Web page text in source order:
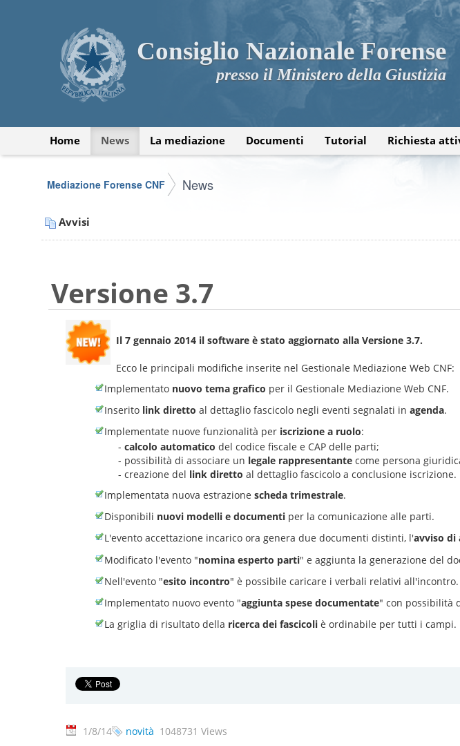
Consiglio Nazionale Forense
presso il Ministero della Giustizia
Home News La mediazione Documenti Tutorial Richiesta
Mediazione Forense CNF News
Avvisi
Versione 3.7
Il 7 gennaio 2014 il software è stato aggiornato alla Versione 3.7.
Ecco le principali modifiche inserite nel Gestionale Mediazione Web CNF:
Implementato nuovo tema grafico per il Gestionale Mediazione Web CNF.
Inserito link diretto al dettaglio fascicolo negli eventi segnalati in agenda.
Implementate nuove funzionalità per iscrizione a ruolo:
- calcolo automatico del codice fiscale e CAP delle parti;
- possibilità di associare un legale rappresentante come persona
- creazione del link diretto al dettaglio fascicolo a conclusione iscrizione.
Implementata nuova estrazione scheda trimestrale.
Disponibili nuovi modelli e documenti per la comunicazione alle parti.
L'evento accettazione incarico ora genera due documenti distinti, l'avviso di
Modificato l'evento "nomina esperto parti" e aggiunta la generazione del
Nell'evento "esito incontro" è possibile caricare i verbali relativi all'incontro.
Implementato nuovo evento "aggiunta spese documentate" con possibilità
La griglia di risultato della ricerca dei fascicoli è ordinabile per tutti i campi.
1/8/14 novità 1048731 Views